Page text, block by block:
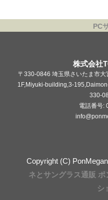
PC
株式会社
〒330-0846 埼玉県さいたま市
1F,Miyuki-building,3-
330-
電話番号:
Copyright (C)
ネとサングラス通販
シ